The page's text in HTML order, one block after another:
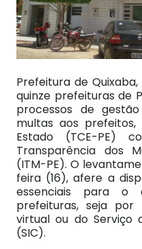
Prefeitura de
quinze prefeituras de
processos de
multas aos
Estado (TCE-PE)
Transparência dos
(ITM-PE). O
feira (16), afere a
essenciais para o
prefeituras, seja
virtual ou do Serviço
(SIC).